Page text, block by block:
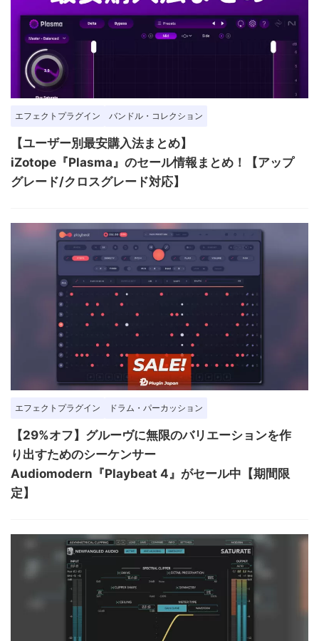
エフェクトプラグイン バンドル・コレクション
【ユーザー別最安購入法まとめ】
iZotope『Plasma』のセール情報まとめ！【アップ
グレード/クロスグレード対応】
エフェクトプラグイン ドラム・パーカッション
【29%オフ】グルーヴに無限のバリエーションを作
り出すためのシーケンサー
Audiomodern『Playbeat 4』がセール中【期間限
定】